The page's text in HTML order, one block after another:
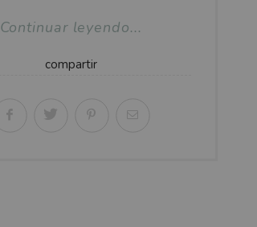
Continuar leyendo...
compartir